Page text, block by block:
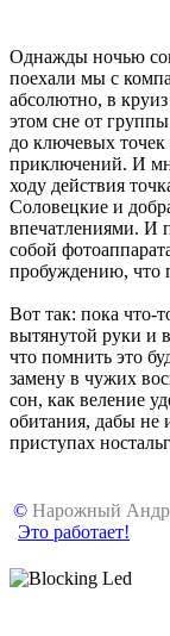
Однажды ночью
поехали мы с
абсолютно, в
этом сне от
до ключевых
приключений. И
ходу действия
Соловецкие и
впечатлениями. И
собой
пробуждению, что
Вот так: пока что-
вытянутой руки и
что помнить это
замену в чужих
сон, как веление
обитания, дабы не
приступах
© Нарожный
Это работает!